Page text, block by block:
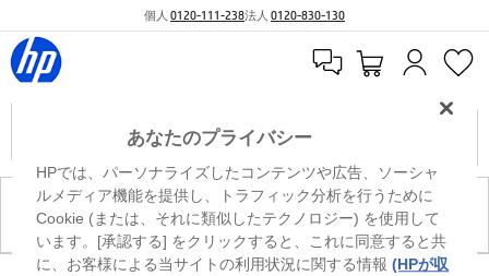
個人 0120-111-238法人 0120-830-130
現在、このカテゴリには商品がありません。
あなたのプライバシー
HPでは、パーソナライズしたコンテンツや広告、ソーシャ
ルメディア機能を提供し、トラフィック分析を行うために
Cookie (または、それに類似したテクノロジー) を使用して
います。[承認する] をクリックすると、これに同意すると共
に、お客様による当サイトの利用状況に関する情報(HPが収